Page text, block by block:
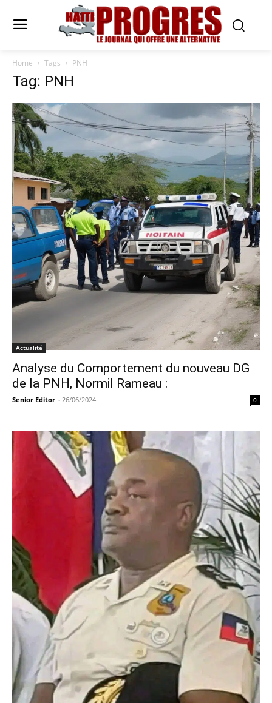
Home Tags PNH
Tag: PNH
Actualité
Analyse du Comportement du nouveau DG
de la PNH, Normil Rameau :
Senior Editor - 26/06/2024 0